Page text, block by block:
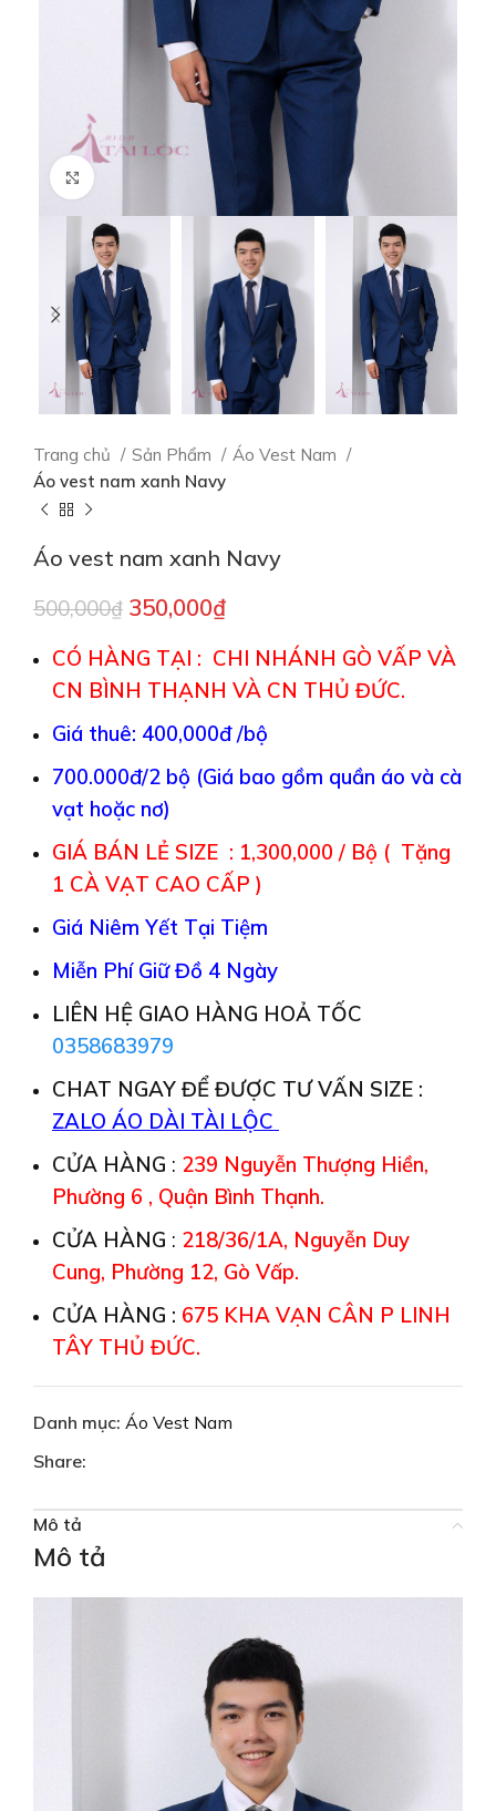
Trang chủ Sản Phẩm
Áo Vest Nam
Áo vest nam xanh Navy
Áo vest nam xanh Navy
500,000₫ 350,000₫
CÓ HÀNG TẠI : CHI NHÁNH GÒ VẤP VÀ
CN BÌNH THẠNH VÀ CN THỦ ĐỨC.
Giá thuê: 400,000đ /bộ
700.000đ/2 bộ (Giá bao gồm quần áo và cà
vạt hoặc nơ)
GIÁ BÁN LẺ SIZE : 1,300,000 / Bộ ( Tặng
1 CÀ VẠT CAO CẤP )
Giá Niêm Yết Tại Tiệm
Miễn Phí Giữ Đồ 4 Ngày
LIÊN HỆ GIAO HÀNG HOẢ TỐC
0358683979
CHAT NGAY ĐỂ ĐƯỢC TƯ VẤN SIZE :
ZALO ÁO DÀI TÀI LỘC
CỬA HÀNG : 239 Nguyễn Thượng Hiền,
Phường 6 , Quận Bình Thạnh.
CỬA HÀNG : 218/36/1A, Nguyễn Duy
Cung, Phường 12, Gò Vấp.
CỬA HÀNG : 675 KHA VẠN CÂN P LINH
TÂY THỦ ĐỨC.
Danh mục: Áo Vest Nam
Share:
Mô tả
Mô tả